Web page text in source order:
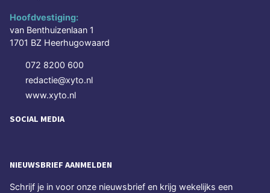
Hoofdvestiging:
van Benthuizenlaan 1
1701 BZ Heerhugowaard
072 8200 600
redactie@xyto.nl
www.xyto.nl
SOCIAL MEDIA
NIEUWSBRIEF AANMELDEN
Schrijf je in voor onze nieuwsbrief en krijg wekelijks een